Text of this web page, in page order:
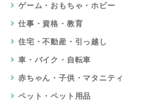
ゲーム・おもちゃ・ホビー
仕事・資格・教育
住宅・不動産・引っ越し
車・バイク・自転車
赤ちゃん・子供・マタニティ
ペット・ペット用品